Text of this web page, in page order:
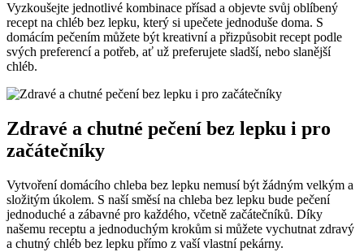
Vyzkoušejte jednotlivé kombinace přísad a objevte svůj oblíbený
recept na chléb bez lepku, který si upečete jednoduše doma. S
domácím pečením můžete být kreativní a přizpůsobit recept podle
svých preferencí a potřeb, ať už preferujete sladší, nebo slanější
chléb.
Zdravé a chutné pečení bez lepku i pro
začátečníky
Vytvoření domácího chleba bez lepku nemusí být žádným velkým a
složitým úkolem. S naší směsí na chleba bez lepku bude pečení
jednoduché a zábavné pro každého, včetně začátečníků. Díky
našemu receptu a jednoduchým krokům si můžete vychutnat zdravý
a chutný chléb bez lepku přímo z vaší vlastní pekárny.